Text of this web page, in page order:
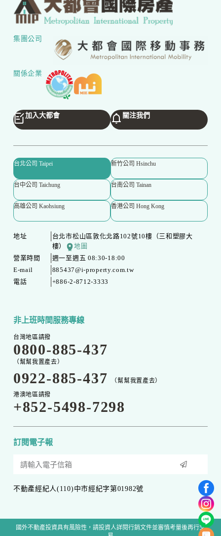
集團公司
關係企業
加入大都會 關注我們
台北公司 Taipei 新竹公司 Hsinchu
台中公司 Taichung 台南公司 Tainan
高雄公司 Kaohsiung 香港公司 Hong Kong
地址
台北市松山區敦化北路102號10樓（三和塑膠大
樓）
地圖
營業時間
週一至週五 08:30-18:00
E-mail
885437@i-property.com.tw
電話
+886-2-8712-3333
非上班時間服務專線
台灣地區請撥
0800-885-437
（幫幫我置產去）
0922-885-437
（幫幫我置產去）
港澳地區請撥
+852-5498-7298
訂閱電子報
不動產經紀人(110)中市經紀字第01982號
國外不動產投資具有風險性，請投資人詳閱行銷文件並審慎考量後再行交